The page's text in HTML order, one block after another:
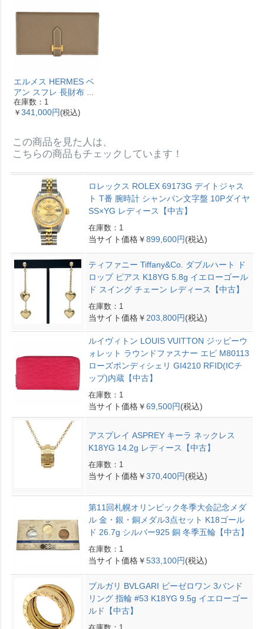
エルメス HERMES ベ
アン スフレ 長財布 ヴ
ォーエプソン Y刻印 エ
トゥープ ゴールド金具
在庫数：1
￥ 341,000円(税込)
この商品を見た人は、
こちらの商品もチェックしています！
ロレックス ROLEX 69173G デイトジャス
ト T番 腕時計 シャンパン文字盤 10Pダイヤ
SS×YG レディース【中古】
在庫数：1
当サイト価格￥899,600円(税込)
ティファニー Tiffany&Co. ダブルハート ド
ロップ ピアス K18YG 5.8g イエローゴール
ド スイング チェーン レディース【中古】
在庫数：1
当サイト価格￥ 203,800円(税込)
ルイヴィトン LOUIS VUITTON ジッピーウ
ォレット ラウンドファスナー エピ M80113
ローズポンディシェリ GI4210 RFID(ICチ
ップ)内蔵【中古】
在庫数：1
当サイト価格￥69,500円(税込)
アスプレイ ASPREY キーラ ネックレス
K18YG 14.2g レディース【中古】
在庫数：1
当サイト価格￥370,400円(税込)
第11回札幌オリンピック冬季大会記念メダ
ル 金・銀・銅メダル3点セット K18ゴール
ド 26.7g シルバー925 銅 冬季五輪【中古】
在庫数：1
当サイト価格￥533,100円(税込)
ブルガリ BVLGARI ビーゼロワン 3バンド
リング 指輪 #53 K18YG 9.5g イエローゴー
ルド【中古】